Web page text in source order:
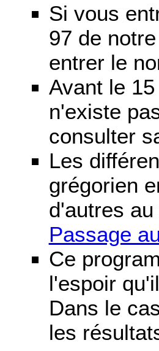
Si vous
97 de
entrer le
Avant le
n'existe
consulter
Les
grégorien
d'autres
Passage
Ce
l'espoir
Dans le
les